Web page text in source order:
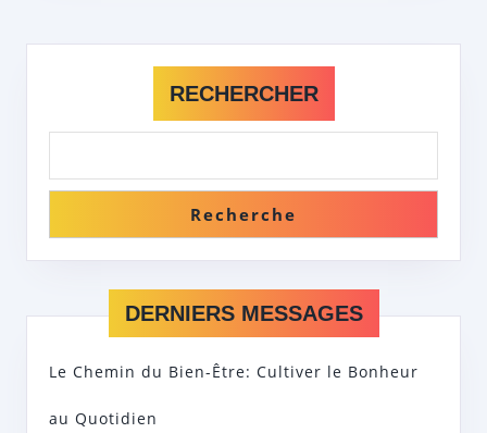
RECHERCHER
Recherche
DERNIERS MESSAGES
Le Chemin du Bien-Être: Cultiver le Bonheur
au Quotidien